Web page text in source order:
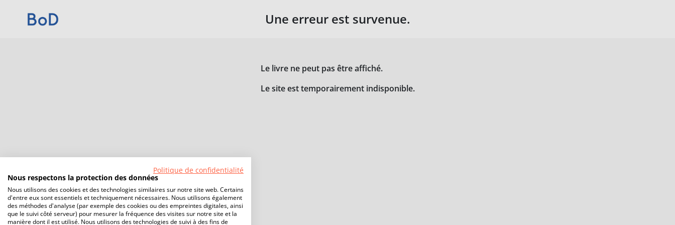
Une erreur est survenue.
Le livre ne peut pas être affiché.
Le site est temporairement indisponible.
Politique de confidentialité
Nous respectons la protection des données
Nous utilisons des cookies et des technologies similaires sur notre site web. Certains
d'entre eux sont essentiels et techniquement nécessaires. Nous utilisons également
des méthodes d'analyse (par exemple des cookies ou des empreintes digitales, ainsi
que le suivi côté serveur) pour mesurer la fréquence des visites sur notre site et la
manière dont il est utilisé. Nous utilisons des technologies de suivi à des fins de